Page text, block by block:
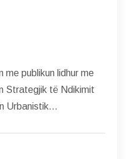
me publikun lidhur me
Strategjik të Ndikimit
Urbanistik...